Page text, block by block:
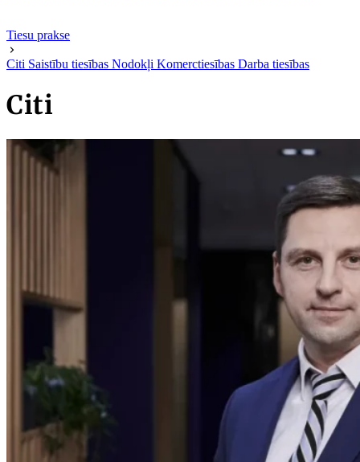
Tiesu prakse
Citi Saistību tiesības Nodokļi Komerctiesības Darba tiesības
Citi